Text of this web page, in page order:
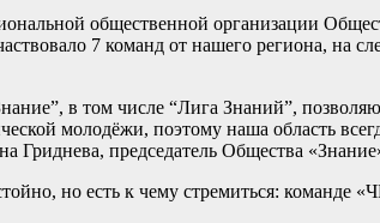
общественной организации
7 команд от нашего региона, на
в том числе “Лига Знаний”,
молодёжи, поэтому наша область
Гриднева, председатель Общества
но есть к чему стремиться: команде